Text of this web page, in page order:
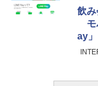
飲み
モ
ay」